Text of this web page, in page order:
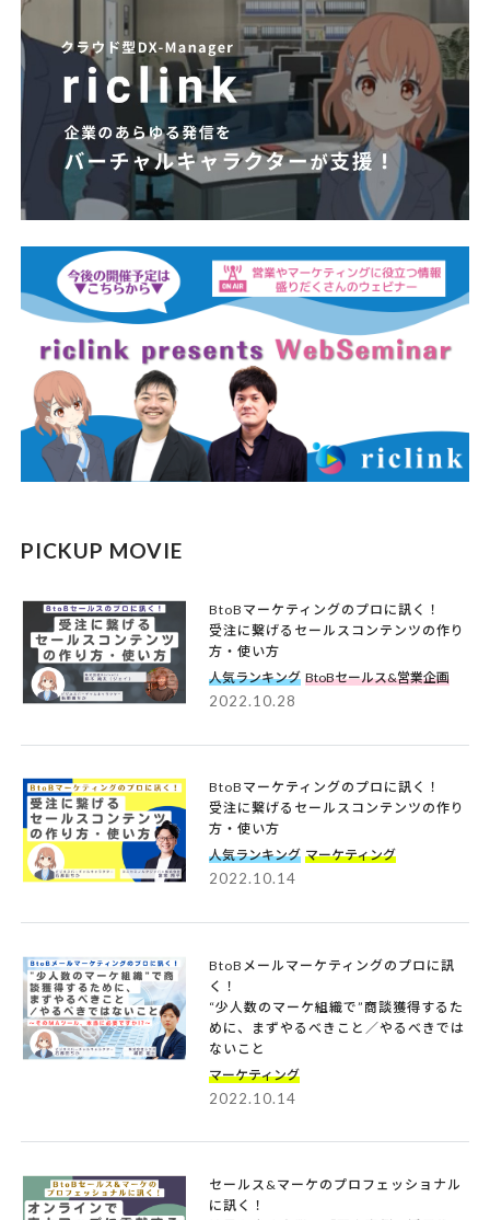
PICKUP MOVIE
BtoBマーケティングのプロに訊く！
受注に繋げるセールスコンテンツの作り
方・使い方
人気ランキング BtoBセールス&営業企画
2022.10.28
BtoBマーケティングのプロに訊く！
受注に繋げるセールスコンテンツの作り
方・使い方
人気ランキング マーケティング
2022.10.14
BtoBメールマーケティングのプロに訊
く！
“少人数のマーケ組織で”商談獲得するた
めに、まずやるべきこと／やるべきでは
ないこと
マーケティング
2022.10.14
セールス&マーケのプロフェッショナル
に訊く！